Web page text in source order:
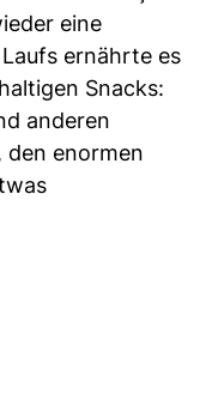
eine
ernährte es
Snacks:
anderen
den enormen